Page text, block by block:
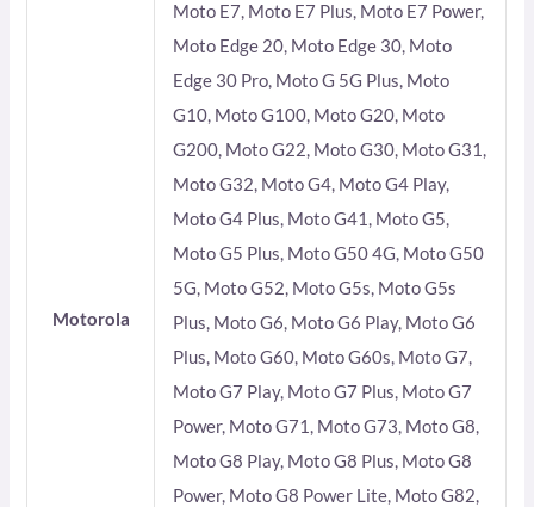
Motorola
Moto E7, Moto E7 Plus, Moto E7 Power,
Moto Edge 20, Moto Edge 30, Moto
Edge 30 Pro, Moto G 5G Plus, Moto
G10, Moto G100, Moto G20, Moto
G200, Moto G22, Moto G30, Moto G31,
Moto G32, Moto G4, Moto G4 Play,
Moto G4 Plus, Moto G41, Moto G5,
Moto G5 Plus, Moto G50 4G, Moto G50
5G, Moto G52, Moto G5s, Moto G5s
Plus, Moto G6, Moto G6 Play, Moto G6
Plus, Moto G60, Moto G60s, Moto G7,
Moto G7 Play, Moto G7 Plus, Moto G7
Power, Moto G71, Moto G73, Moto G8,
Moto G8 Play, Moto G8 Plus, Moto G8
Power, Moto G8 Power Lite, Moto G82,